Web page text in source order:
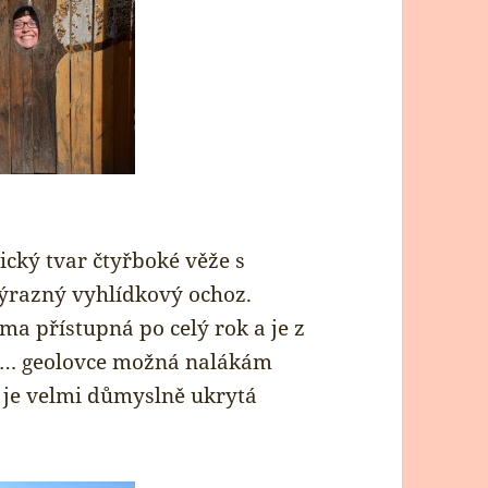
tvar čtyřboké věže s
vyhlídkový ochoz.
přístupná po celý rok a je z
geolovce možná nalákám
velmi důmyslně ukrytá